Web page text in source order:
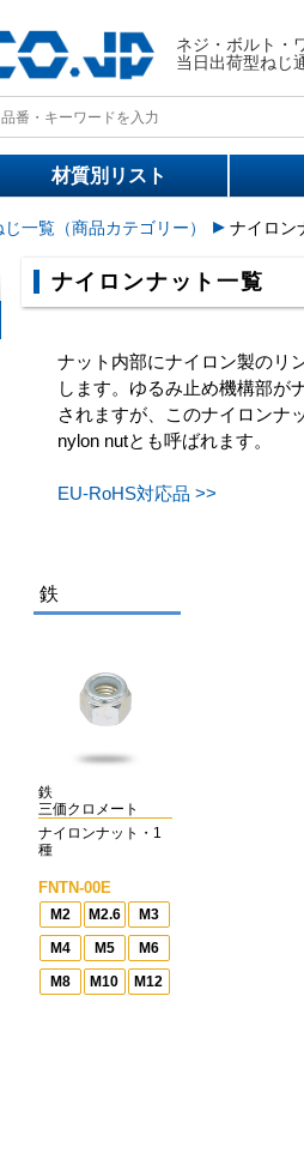
ネジ・ボルト・
当日出荷型ねじ
材質別リスト
query here
じ一覧（商品カテゴリー） ナイロン
ナイロンナット一覧
ナット内部にナイロン製のリ
します。ゆるみ止め機構部が
されますが、このナイロンナ
nylon nutとも呼ばれます。
EU-RoHS対応品 >>
鉄
鉄
三価クロメート
ナイロンナット・1
種
FNTN-00E
M2 M2.6
M3
M4
M5
M6
M8
M10 M12